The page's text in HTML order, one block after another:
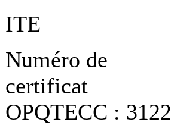
ITE
Numéro de
certificat
OPQTECC : 3122